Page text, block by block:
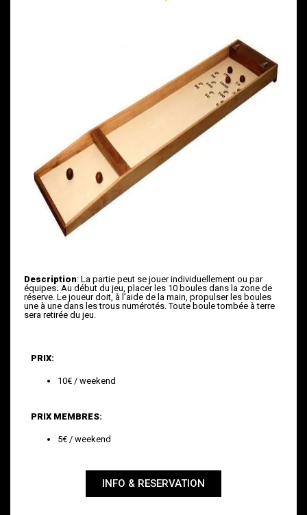
Description: La partie peut se jouer individuellement ou par
équipes. Au début du jeu, placer les 10 boules dans la zone de
réserve. Le joueur doit, à l’aide de la main, propulser les boules
une à une dans les trous numérotés. Toute boule tombée à terre
sera retirée du jeu.
PRIX:
10€ / weekend
PRIX MEMBRES:
5€ / weekend
INFO & RESERVATION